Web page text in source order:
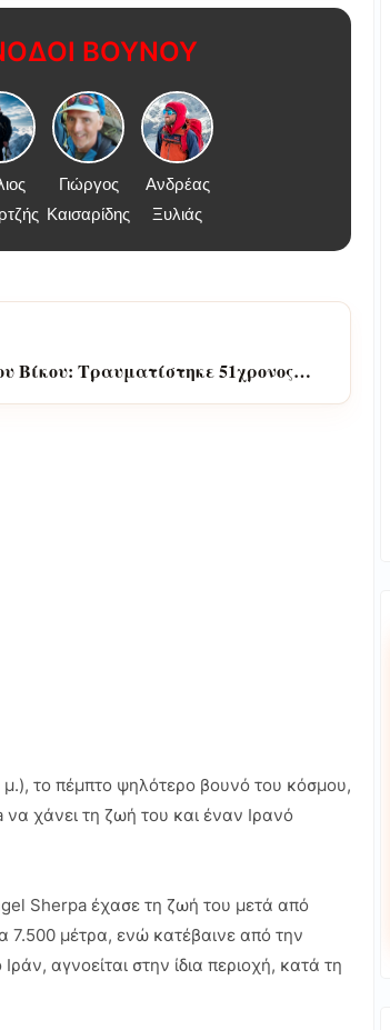
ΒΟΥΝΟΥ
Γιώργος
Καισαρίδης
Ανδρέας
Ξυλιάς
Βίκου: Τραυματίστηκε 51χρονος
το πέμπτο ψηλότερο βουνό του κόσμου,
χάνει τη ζωή του και έναν Ιρανό
Sherpa έχασε τη ζωή του μετά από
7.500 μέτρα, ενώ κατέβαινε από την
αγνοείται στην ίδια περιοχή, κατά τη